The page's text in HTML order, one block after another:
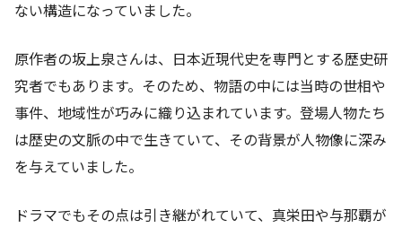
ない構造になっていました。
原作者の坂上泉さんは、日本近現代史を専門とする歴史研
究者でもあります。そのため、物語の中には当時の世相や
事件、地域性が巧みに織り込まれています。登場人物たち
は歴史の文脈の中で生きていて、その背景が人物像に深み
を与えていました。
ドラマでもその点は引き継がれていて、真栄田や与那覇が